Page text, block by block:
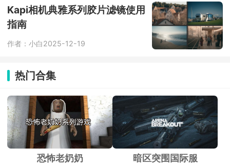
干净，做合成图、换背景特别省事，还
有拼图、加水印、做动图小工具，低成
Kapi相机典雅系列胶片滤镜使用
指南
作者：小白2025-12-19
热门合集
恐怖老奶奶 暗区突围国际服